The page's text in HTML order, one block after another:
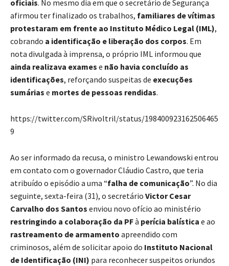
oficiais. No mesmo dia em que o secretário de Segurança
afirmou ter finalizado os trabalhos, familiares de vítimas
protestaram em frente ao Instituto Médico Legal (IML),
cobrando a identificação e liberação dos corpos. Em
nota divulgada à imprensa, o próprio IML informou que
ainda realizava exames e não havia concluído as
identificações, reforçando suspeitas de execuções
sumárias e mortes de pessoas rendidas.
https://twitter.com/SRivoltril/status/198400923162506465
9
Ao ser informado da recusa, o ministro Lewandowski entrou
em contato com o governador Cláudio Castro, que teria
atribuído o episódio a uma “falha de comunicação”. No dia
seguinte, sexta-feira (31), o secretário Victor Cesar
Carvalho dos Santos enviou novo ofício ao ministério
restringindo a colaboração da PFà perícia balística e ao
rastreamento de armamento apreendido com
criminosos, além de solicitar apoio do Instituto Nacional
de Identificação (INI) para reconhecer suspeitos oriundos